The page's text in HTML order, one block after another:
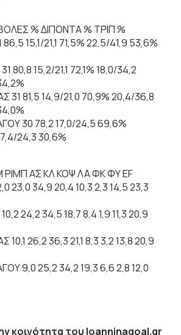
% ΔΙΠΟΝΤΑ % ΤΡΙΠ %
15,1/21,1 71,5% 22,5/41,9 53,6%
80,8 15,2/21,1 72,1% 18,0/34,2
81,5 14,9/21,0 70,9% 20,4/36,8
30 78,2 17,0/24,5 69,6%
24,3 30,6%
ΑΣ ΚΛ ΚΟΨ ΛΑ ΦΚ ΦΥ EF
23,0 34,9 20,4 10,3 2,3 14,5 23,3
24,2 34,5 18,7 8,4 1,9 11,3 20,9
26,2 36,3 21,1 8,3 3,2 13,8 20,9
9,0 25,2 34,2 19,3 6,6 2,8 12,0
κοινότητα του Ioanninagoal.gr